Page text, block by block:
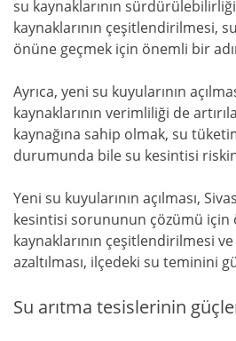
su kaynaklarının
kaynaklarının çeşitlendirilmesi,
önüne geçmek için önemli bir
Ayrıca, yeni su kuyularının
kaynaklarının verimliliği de
kaynağına sahip olmak, su
durumunda bile su kesintisi
Yeni su kuyularının açılması,
kesintisi sorununun çözümü için
kaynaklarının çeşitlendirilmesi
azaltılması, ilçedeki su teminini
Su arıtma tesislerinin